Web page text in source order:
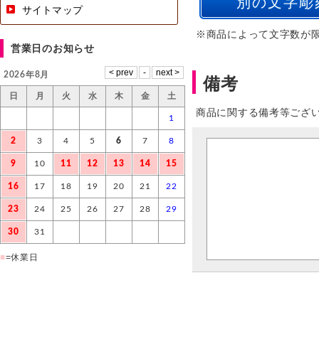
※商品によって文字数が
備考
商品に関する備考等ござ
サイトマップ
営業日のお知らせ
2026年8月
日 月 火 水 木 金 土
1
2 3 4 5 6 7 8
9 10 11 12 13 14 15
16 17 18 19 20 21 22
23 24 25 26 27 28 29
30 31
■=休業日